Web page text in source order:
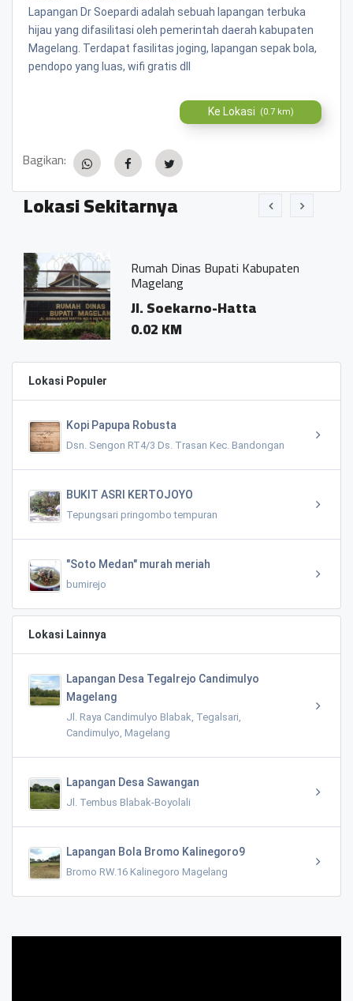
Lapangan Dr Soepardi adalah sebuah lapangan terbuka
hijau yang difasilitasi oleh pemerintah daerah kabupaten
Magelang. Terdapat fasilitas joging, lapangan sepak bola,
pendopo yang luas, wifi gratis dll
Ke Lokasi (0.7 km)
Bagikan:
Lokasi Sekitarnya
Rumah Dinas Bupati Kabupaten
Magelang
Jl. Soekarno-Hatta
0.02 KM
Lokasi Populer
Kopi Papupa Robusta
Dsn. Sengon RT4/3 Ds. Trasan Kec. Bandongan
BUKIT ASRI KERTOJOYO
Tepungsari pringombo tempuran
"Soto Medan" murah meriah
bumirejo
Lokasi Lainnya
Lapangan Desa Tegalrejo Candimulyo
Magelang
Jl. Raya Candimulyo Blabak, Tegalsari,
Candimulyo, Magelang
Lapangan Desa Sawangan
Jl. Tembus Blabak-Boyolali
Lapangan Bola Bromo Kalinegoro9
Bromo RW.16 Kalinegoro Magelang